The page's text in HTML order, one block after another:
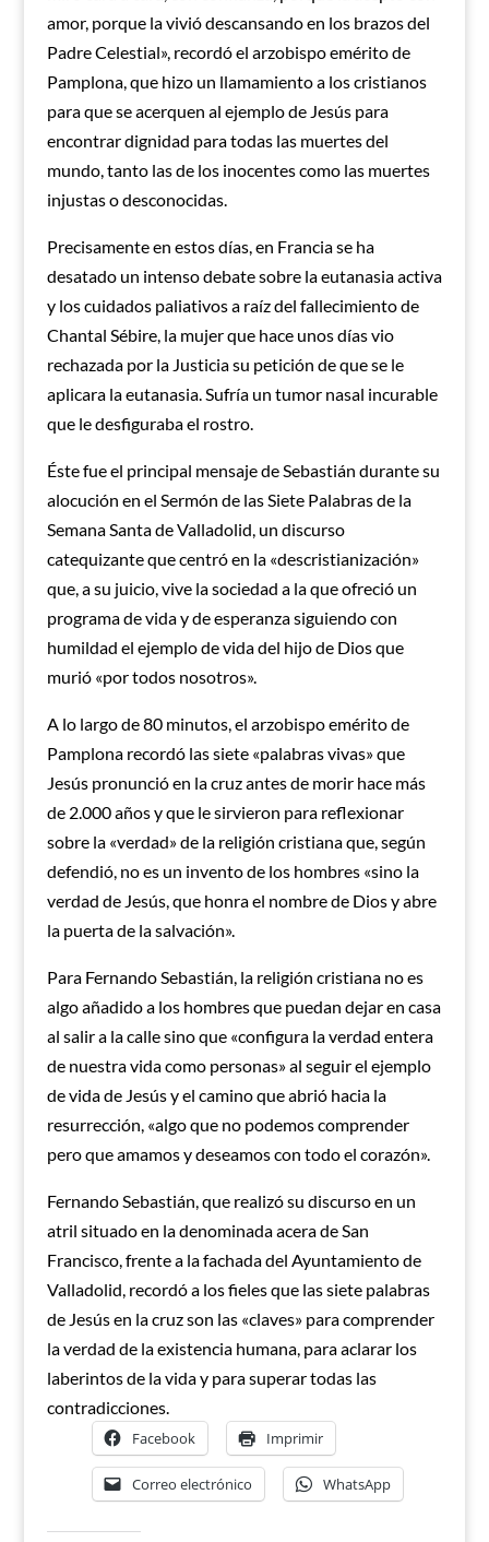
amor, porque la vivió descansando en los brazos del
Padre Celestial», recordó el arzobispo emérito de
Pamplona, que hizo un llamamiento a los cristianos
para que se acerquen al ejemplo de Jesús para
encontrar dignidad para todas las muertes del
mundo, tanto las de los inocentes como las muertes
injustas o desconocidas.
Precisamente en estos días, en Francia se ha
desatado un intenso debate sobre la eutanasia activa
y los cuidados paliativos a raíz del fallecimiento de
Chantal Sébire, la mujer que hace unos días vio
rechazada por la Justicia su petición de que se le
aplicara la eutanasia. Sufría un tumor nasal incurable
que le desfiguraba el rostro.
Éste fue el principal mensaje de Sebastián durante su
alocución en el Sermón de las Siete Palabras de la
Semana Santa de Valladolid, un discurso
catequizante que centró en la «descristianización»
que, a su juicio, vive la sociedad a la que ofreció un
programa de vida y de esperanza siguiendo con
humildad el ejemplo de vida del hijo de Dios que
murió «por todos nosotros».
A lo largo de 80 minutos, el arzobispo emérito de
Pamplona recordó las siete «palabras vivas» que
Jesús pronunció en la cruz antes de morir hace más
de 2.000 años y que le sirvieron para reflexionar
sobre la «verdad» de la religión cristiana que, según
defendió, no es un invento de los hombres «sino la
verdad de Jesús, que honra el nombre de Dios y abre
la puerta de la salvación».
Para Fernando Sebastián, la religión cristiana no es
algo añadido a los hombres que puedan dejar en casa
al salir a la calle sino que «configura la verdad entera
de nuestra vida como personas» al seguir el ejemplo
de vida de Jesús y el camino que abrió hacia la
resurrección, «algo que no podemos comprender
pero que amamos y deseamos con todo el corazón».
Fernando Sebastián, que realizó su discurso en un
atril situado en la denominada acera de San
Francisco, frente a la fachada del Ayuntamiento de
Valladolid, recordó a los fieles que las siete palabras
de Jesús en la cruz son las «claves» para comprender
la verdad de la existencia humana, para aclarar los
laberintos de la vida y para superar todas las
contradicciones.
Facebook Imprimir
Correo electrónico WhatsApp